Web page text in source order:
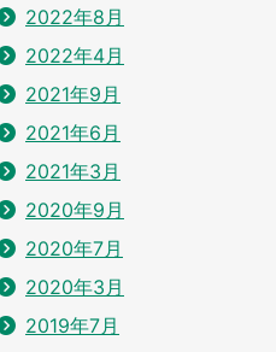
2022年8月
2022年4月
2021年9月
2021年6月
2021年3月
2020年9月
2020年7月
2020年3月
2019年7月